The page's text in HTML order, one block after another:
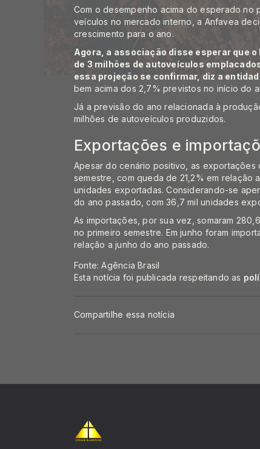
Com o desempenho acima do esperado no
veículos no mercado interno, a Anfavea
crescimento para o ano.
Agora, a associação disse esperar que
de 3 milhões de autoveículos
essa projeção se confirmar, diz a
bem acima dos 2,7% previstos no início do
Já a previsão do ano relacionada à
milhões de autoveículos produzidos.
Exportações e
Apesar do cenário positivo, as exportações
semestre, com queda de 21,2% em relação
unidades exportadas. Considerando-se
do ano passado, com 36,7 mil unidades
As importações, por sua vez, somaram
no primeiro semestre. Em junho foram
relação a junho do ano passado.
Fonte: Agência Brasil
Esta notícia foi publicada respeitando as
Compartilhe essa notícia